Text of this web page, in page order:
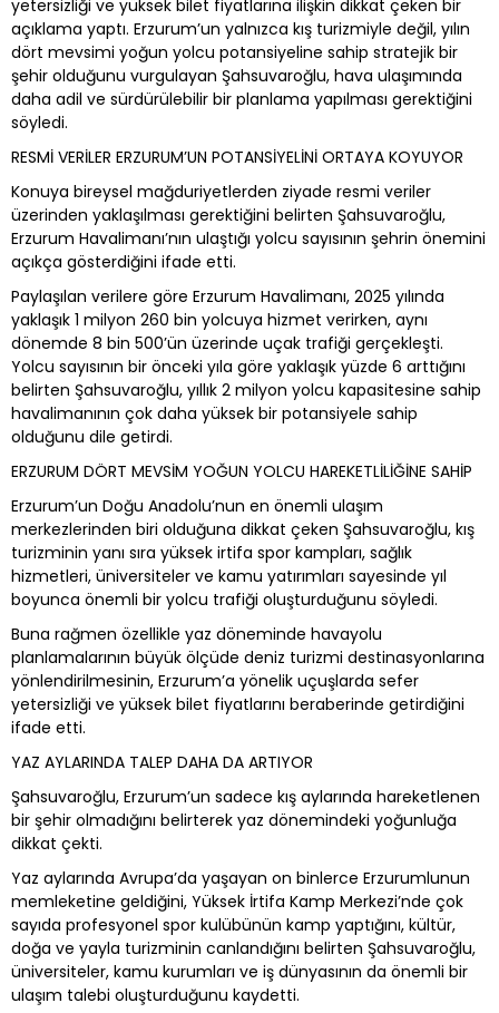
yetersizliği ve yüksek bilet fiyatlarına ilişkin dikkat çeken bir
açıklama yaptı. Erzurum’un yalnızca kış turizmiyle değil, yılın
dört mevsimi yoğun yolcu potansiyeline sahip stratejik bir
şehir olduğunu vurgulayan Şahsuvaroğlu, hava ulaşımında
daha adil ve sürdürülebilir bir planlama yapılması gerektiğini
söyledi.
RESMİ VERİLER ERZURUM’UN POTANSİYELİNİ ORTAYA KOYUYOR
Konuya bireysel mağduriyetlerden ziyade resmi veriler
üzerinden yaklaşılması gerektiğini belirten Şahsuvaroğlu,
Erzurum Havalimanı’nın ulaştığı yolcu sayısının şehrin önemini
açıkça gösterdiğini ifade etti.
Paylaşılan verilere göre Erzurum Havalimanı, 2025 yılında
yaklaşık 1 milyon 260 bin yolcuya hizmet verirken, aynı
dönemde 8 bin 500’ün üzerinde uçak trafiği gerçekleşti.
Yolcu sayısının bir önceki yıla göre yaklaşık yüzde 6 arttığını
belirten Şahsuvaroğlu, yıllık 2 milyon yolcu kapasitesine sahip
havalimanının çok daha yüksek bir potansiyele sahip
olduğunu dile getirdi.
ERZURUM DÖRT MEVSİM YOĞUN YOLCU HAREKETLİLİĞİNE SAHİP
Erzurum’un Doğu Anadolu’nun en önemli ulaşım
merkezlerinden biri olduğuna dikkat çeken Şahsuvaroğlu, kış
turizminin yanı sıra yüksek irtifa spor kampları, sağlık
hizmetleri, üniversiteler ve kamu yatırımları sayesinde yıl
boyunca önemli bir yolcu trafiği oluşturduğunu söyledi.
Buna rağmen özellikle yaz döneminde havayolu
planlamalarının büyük ölçüde deniz turizmi destinasyonlarına
yönlendirilmesinin, Erzurum’a yönelik uçuşlarda sefer
yetersizliği ve yüksek bilet fiyatlarını beraberinde getirdiğini
ifade etti.
YAZ AYLARINDA TALEP DAHA DA ARTIYOR
Şahsuvaroğlu, Erzurum’un sadece kış aylarında hareketlenen
bir şehir olmadığını belirterek yaz dönemindeki yoğunluğa
dikkat çekti.
Yaz aylarında Avrupa’da yaşayan on binlerce Erzurumlunun
memleketine geldiğini, Yüksek İrtifa Kamp Merkezi’nde çok
sayıda profesyonel spor kulübünün kamp yaptığını, kültür,
doğa ve yayla turizminin canlandığını belirten Şahsuvaroğlu,
üniversiteler, kamu kurumları ve iş dünyasının da önemli bir
ulaşım talebi oluşturduğunu kaydetti.